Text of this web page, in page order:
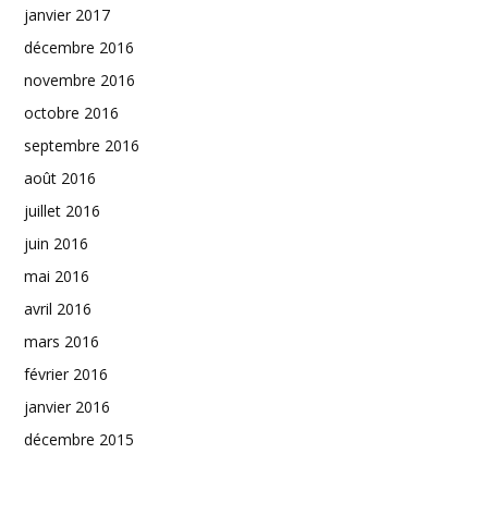
janvier 2017
décembre 2016
novembre 2016
octobre 2016
septembre 2016
août 2016
juillet 2016
juin 2016
mai 2016
avril 2016
mars 2016
février 2016
janvier 2016
décembre 2015